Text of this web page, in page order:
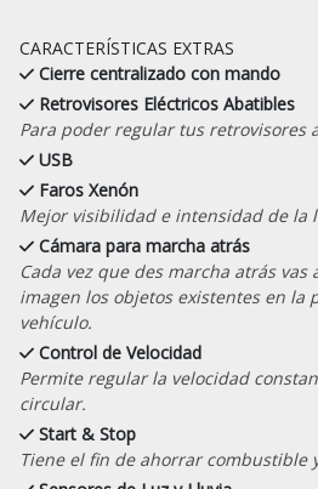
CARACTERÍSTICAS EXTRAS
Cierre centralizado con mando
Retrovisores Eléctricos Abatibles
Para poder regular tus retrovisores
USB
Faros Xenón
Mejor visibilidad e intensidad de la
Cámara para marcha atrás
Cada vez que des marcha atrás
imagen los objetos existentes en la
vehículo.
Control de Velocidad
Permite regular la velocidad
circular.
Start & Stop
Tiene el fin de ahorrar combustible